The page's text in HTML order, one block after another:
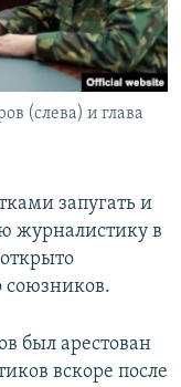
(слева) и глава
запугать и
журналистику в
союзников.
был арестован
вскоре после